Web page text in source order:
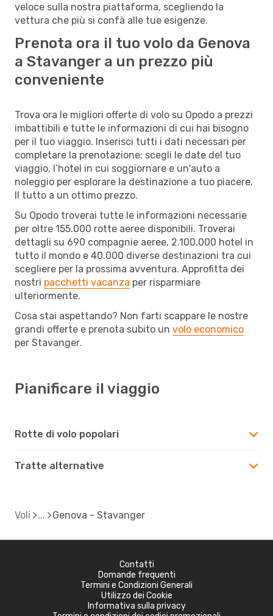
veloce sulla nostra piattaforma, scegliendo la
vettura che più si confà alle tue esigenze.
Prenota ora il tuo volo da Genova
a Stavanger a un prezzo più
conveniente
Trova ora le migliori offerte di volo su Opodo a prezzi
imbattibili e tutte le informazioni di cui hai bisogno
per il tuo viaggio. Inserisci tutti i dati necessari per
completare la prenotazione: scegli le date del tuo
viaggio, l’hotel in cui soggiornare e un'auto a
noleggio per esplorare la destinazione a tuo piacere.
Il tutto a un ottimo prezzo.
Su Opodo troverai tutte le informazioni necessarie
per oltre 155.000 rotte aeree disponibili. Troverai
dettagli su 690 compagnie aeree, 2.100.000 hotel in
tutto il mondo e 40.000 diverse destinazioni tra cui
scegliere per la prossima avventura. Approfitta dei
nostri pacchetti vacanza per risparmiare
ulteriormente.
Cosa stai aspettando? Non farti scappare le nostre
grandi offerte e prenota subito un volo economico
per Stavanger.
Pianificare il viaggio
Rotte di volo popolari
Tratte alternative
Voli Genova - Stavanger
Contatti
Domande frequenti
Termini e Condizioni Generali
Utilizzo dei Cookie
Informativa sulla privacy